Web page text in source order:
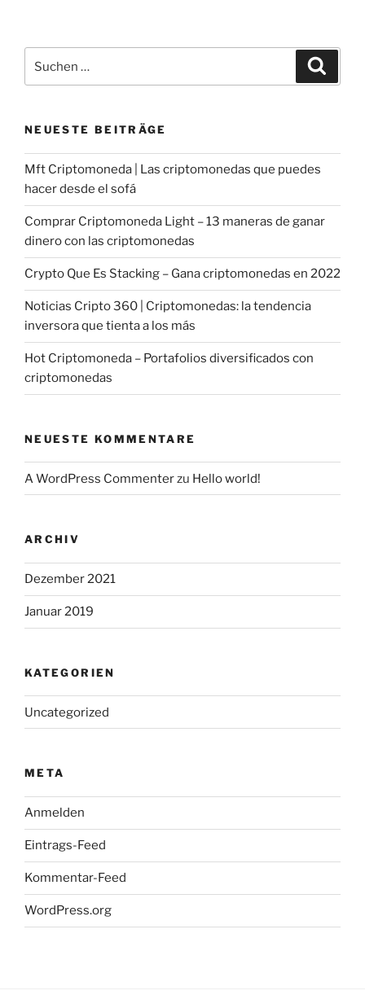
nach:
NEUESTE BEITRÄGE
Mft Criptomoneda | Las criptomonedas que puedes
hacer desde el sofá
Comprar Criptomoneda Light – 13 maneras de ganar
dinero con las criptomonedas
Crypto Que Es Stacking – Gana criptomonedas en 2022
Noticias Cripto 360 | Criptomonedas: la tendencia
inversora que tienta a los más
Hot Criptomoneda – Portafolios diversificados con
criptomonedas
NEUESTE KOMMENTARE
A WordPress Commenterzu Hello world!
ARCHIV
Dezember 2021
Januar 2019
KATEGORIEN
Uncategorized
META
Anmelden
Eintrags-Feed
Kommentar-Feed
WordPress.org